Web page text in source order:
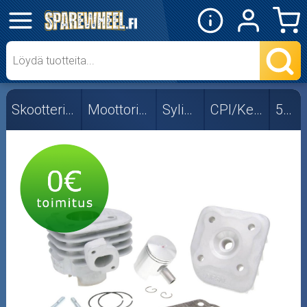
✕
Mopon osat
Skootterin osat
50cc
Viritys
Crossipyörän osat
Moottoripyörän osat
Moottorikelkan osat
Skootterin osat Moottorin osat Sylinterit CPI/Keeway 50cc